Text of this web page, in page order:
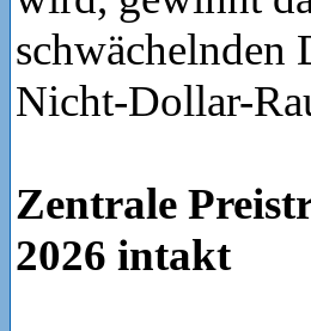
schwächelnden
Nicht-Dollar-
Zentrale
2026 intakt